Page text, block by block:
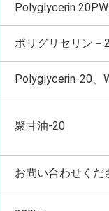
Polyglycerin
ポリグリセリン－
Polyglycerin-20、
聚甘油-20
お問い合わせくだ